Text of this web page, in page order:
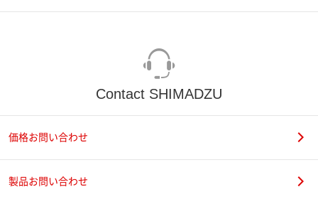
Contact SHIMADZU
価格お問い合わせ
製品お問い合わせ